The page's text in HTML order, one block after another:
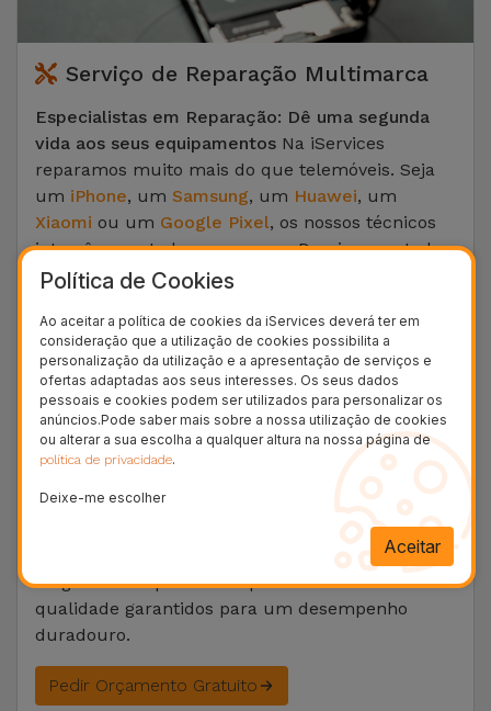
Serviço de Reparação Multimarca
Especialistas em Reparação: Dê uma segunda
vida aos seus equipamentos Na iServices
reparamos muito mais do que telemóveis. Seja
um iPhone, um Samsung, um Huawei, um
Xiaomi ou um Google Pixel, os nossos técnicos
intervêm em todas as marcas. Dominamos todos
os tipos de reparação: substituição de ecrã
dados, reparação do conector de carga ou do
vidro traseiro, e muito mais.
A sua informática e os seus tempos livres
também estão em boas mãos: reparamos os
seus computadores ( MacBook da Apple ,Asus
, as suas consolas
Nintendo Switch
e até os seus aspiradores
Diagnóstico rápido e componentes de alta
qualidade garantidos para um desempenho
duradouro.
Pedir Orçamento Gratuito
Política de Cookies
Ao aceitar a política de cookies da iServices deverá ter em
consideração que a utilização de cookies possibilita a
personalização da utilização e a apresentação de serviços e
ofertas adaptadas aos seus interesses. Os seus dados
pessoais e cookies podem ser utilizados para personalizar os
anúncios.Pode saber mais sobre a nossa utilização de cookies
ou alterar a sua escolha a qualquer altura na nossa página de
política de privacidade.
Deixe-me escolher
Aceitar